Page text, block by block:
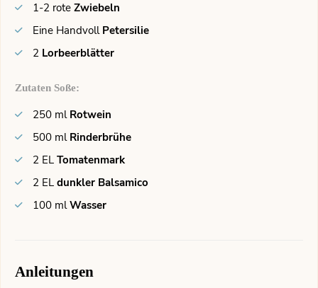
1-2 rote Zwiebeln
Eine Handvoll Petersilie
2 Lorbeerblätter
Zutaten Soße:
250 ml Rotwein
500 ml Rinderbrühe
2 EL Tomatenmark
2 EL dunkler Balsamico
100 ml Wasser
Anleitungen